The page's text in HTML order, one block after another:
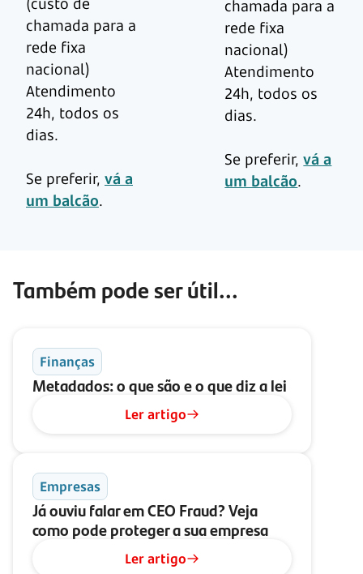
chamada para a
rede fixa
nacional)
Atendimento
24h, todos os
dias.
Se preferir, vá a
um balcão.
chamada para a
rede fixa
nacional)
Atendimento
24h, todos os
dias.
Se preferir,vá a
um balcão.
Também pode ser útil...
Finanças
Metadados: o que são e o que diz a lei
Ler artigo
Empresas
Já ouviu falar em CEO Fraud? Veja
como pode proteger a sua empresa
Ler artigo